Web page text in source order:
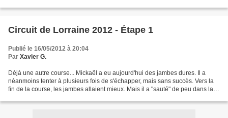
Circuit de Lorraine 2012 - Étape 1
Publié le 16/05/2012 à 20:04
Par Xavier G.
Déjà une autre course... Mickaël a eu aujourd'hui des jambes dures. Il a
néanmoins tenter à plusieurs fois de s'échapper, mais sans succès. Vers la
fin de la course, les jambes allaient mieux. Mais il a "sauté" de peu dans la